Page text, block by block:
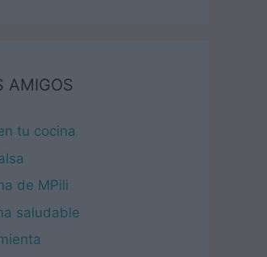
AMIGOS
tu cocina
de MPili
saludable